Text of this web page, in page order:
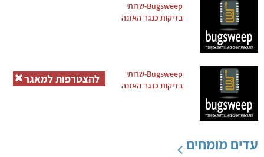
Bugsweep-שרותי
בדיקות כנגד האזנה
Bugsweep-שרותי
בדיקות כנגד האזנה
עדים מומחים
להצטרפות למאגר